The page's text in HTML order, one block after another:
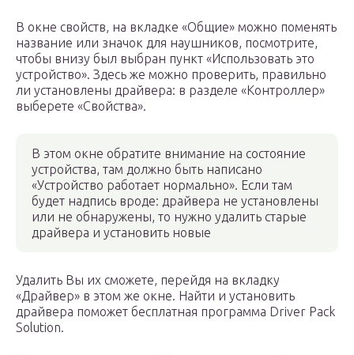
В окне свойств, на вкладке «Общие» можно поменять
название или значок для наушников, посмотрите,
чтобы внизу был выбран пункт «Использовать это
устройство». Здесь же можно проверить, правильно
ли установлены драйвера: в разделе «Контроллер»
выберете «Свойства».
В этом окне обратите внимание на состояние
устройства, там должно быть написано
«Устройство работает нормально». Если там
будет надпись вроде: драйвера не установлены
или не обнаружены, то нужно удалить старые
драйвера и установить новые
Удалить Вы их сможете, перейдя на вкладку
«Драйвер» в этом же окне. Найти и установить
драйвера поможет бесплатная программа Driver Pack
Solution.